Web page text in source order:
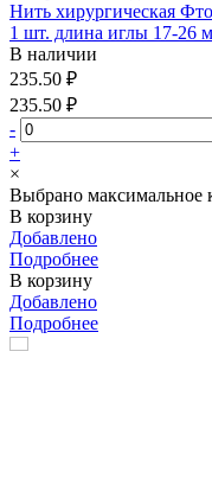
Нить хирургическая
1 шт. длина иглы 17-26
В наличии
235.50 ₽
235.50 ₽
-
+
×
Выбрано максимальное
В корзину
Добавлено
Подробнее
В корзину
Добавлено
Подробнее